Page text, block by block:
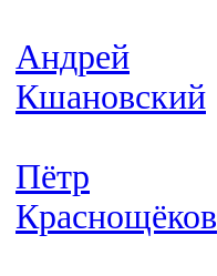
Андрей
Кшановский
Пётр
Краснощёков